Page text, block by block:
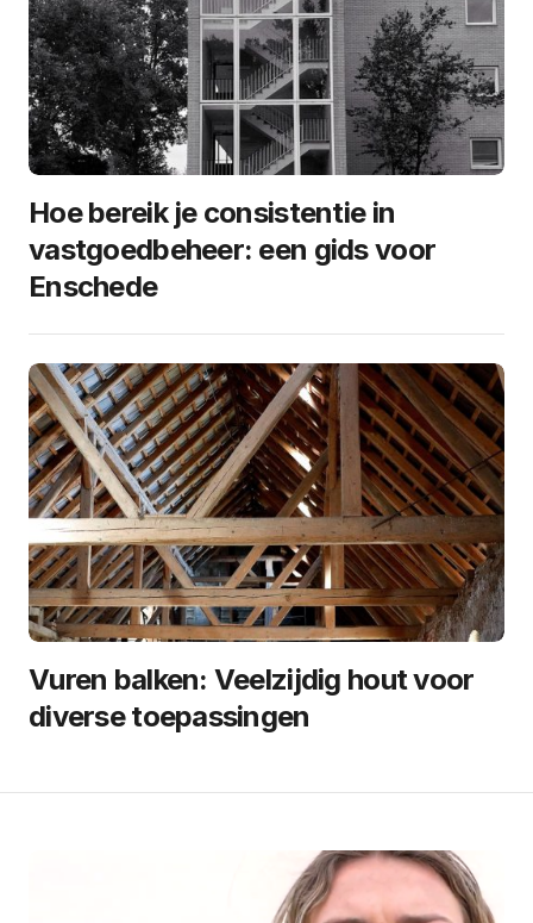
Hoe bereik je consistentie in
vastgoedbeheer: een gids voor
Enschede
Vuren balken: Veelzijdig hout voor
diverse toepassingen